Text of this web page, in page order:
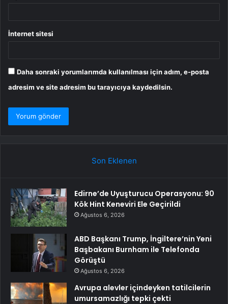
İnternet sitesi
Daha sonraki yorumlarımda kullanılması için adım, e-posta
adresim ve site adresim bu tarayıcıya kaydedilsin.
Son Eklenen
Edirne’de Uyuşturucu Operasyonu: 90
Kök Hint Keneviri Ele Geçirildi
Ağustos 6, 2026
ABD Başkanı Trump, İngiltere’nin Yeni
Başbakanı Burnham ile Telefonda
Görüştü
Ağustos 6, 2026
Avrupa alevler içindeyken tatilcilerin
umursamazlığı tepki çekti